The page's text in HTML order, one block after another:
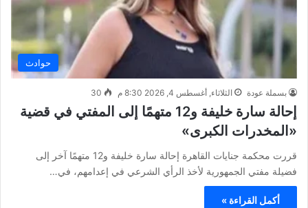
حوادث
بسملة عودة الثلاثاء, أغسطس 4, 2026 8:30 م 30
إحالة سارة خليفة و12 متهمًا إلى المفتي في قضية
«المخدرات الكبرى»
قررت محكمة جنايات القاهرة إحالة سارة خليفة و12 متهمًا آخر إلى
فضيلة مفتي الجمهورية لأخذ الرأي الشرعي في إعدامهم، في…
أكمل القراءة »